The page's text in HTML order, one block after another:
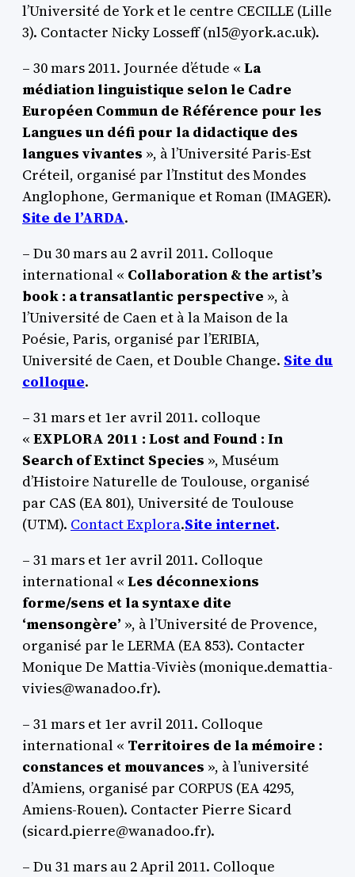
l’Université de York et le centre CECILLE (Lille
3). Contacter Nicky Losseff (nl5@york.ac.uk).
– 30 mars 2011. Journée d’étude « La
médiation linguistique selon le Cadre
Européen Commun de Référence pour les
Langues un défi pour la didactique des
langues vivantes », à l’Université Paris-Est
Créteil, organisé par l’Institut des Mondes
Anglophone, Germanique et Roman (IMAGER).
Site de l’ARDA.
– Du 30 mars au 2 avril 2011. Colloque
international « Collaboration & the artist’s
book : a transatlantic perspective », à
l’Université de Caen et à la Maison de la
Poésie, Paris, organisé par l’ERIBIA,
Université de Caen, et Double Change. Site du
colloque.
– 31 mars et 1er avril 2011. colloque
« EXPLORA 2011 : Lost and Found : In
Search of Extinct Species », Muséum
d’Histoire Naturelle de Toulouse, organisé
par CAS (EA 801), Université de Toulouse
(UTM). Contact Explora.Site internet.
– 31 mars et 1er avril 2011. Colloque
international « Les déconnexions
forme/sens et la syntaxe dite
‘mensongère’ », à l’Université de Provence,
organisé par le LERMA (EA 853). Contacter
Monique De Mattia-Viviès (monique.demattia-
vivies@wanadoo.fr).
– 31 mars et 1er avril 2011. Colloque
international « Territoires de la mémoire :
constances et mouvances », à l’université
d’Amiens, organisé par CORPUS (EA 4295,
Amiens-Rouen). Contacter Pierre Sicard
(sicard.pierre@wanadoo.fr).
– Du 31 mars au 2 April 2011. Colloque